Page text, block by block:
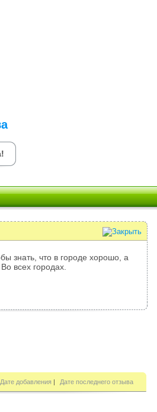
знать, что в городе хорошо, а
всех городах.
Дате добавления | Дате последнего отзыва